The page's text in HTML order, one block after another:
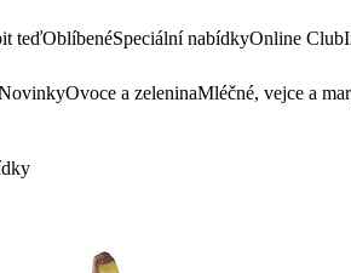
teďOblíbenéSpeciální nabídkyOnline Club
Ovoce a zeleninaMléčné, vejce a